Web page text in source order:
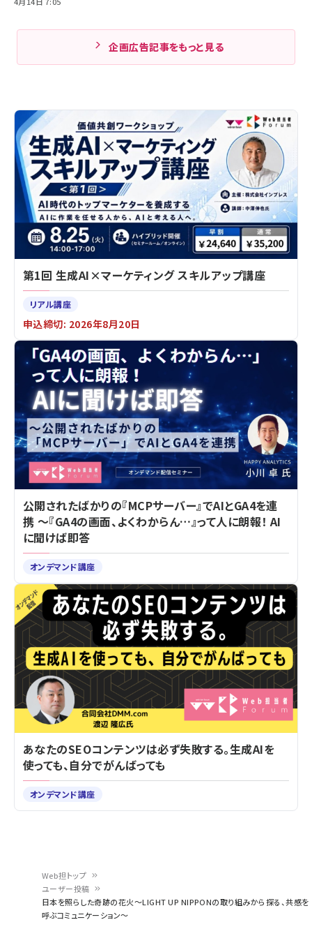
Web担トップ
ユーザー投稿
日本を照らした奇跡の花火～LIGHT UP NIPPONの取り組みから探る、共感を
呼ぶコミュニケーション～
企画広告記事をもっと見る
第1回 生成AI×マーケティング スキルアップ講座
リアル講座
申込締切: 2026年8月20日
公開されたばかりの『MCPサーバー』でAIとGA4を連
携 ～『GA4の画面、よくわからん…』って人に朗報！ AI
に聞けば即答
オンデマンド講座
あなたのSEOコンテンツは必ず失敗する。生成AIを
使っても、自分でがんばっても
オンデマンド講座